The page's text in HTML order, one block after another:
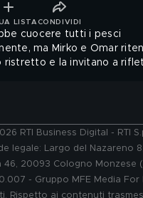
LISTA CONDIVIDI
cuocere tutti i pesci
ma Mirko e Omar
ristretto e la invitano a
RTI Business Digital - RTI
legale: Largo del Nazareno
46, 20093 Cologno Monzese
- Gruppo MFE Media For
Rispetto ai contenuti